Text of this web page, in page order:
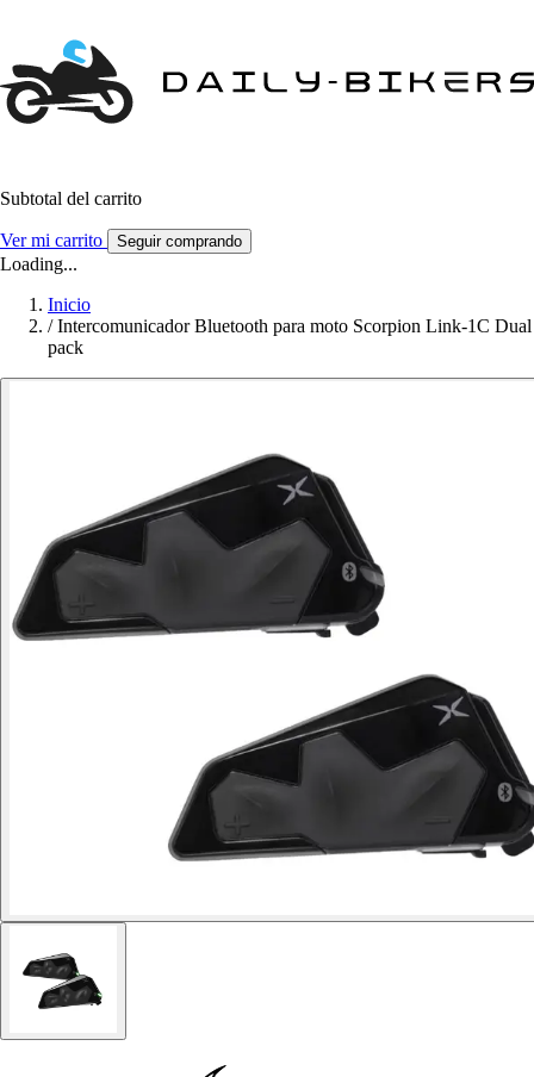
Subtotal del carrito
Ver mi carrito Seguir comprando
Loading...
Inicio
/ Intercomunicador Bluetooth para moto Scorpion Link-1C Dual
pack